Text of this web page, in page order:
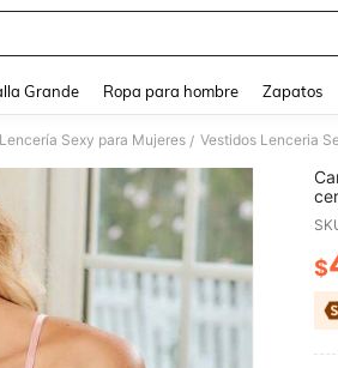
Grande Ropa para hombre Zapatos
Lencería Sexy para Mujeres / Vestidos Lenceria
$